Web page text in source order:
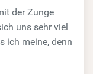
der Zunge
uns sehr viel
ich meine, denn